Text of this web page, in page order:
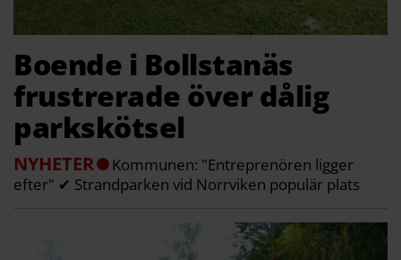
Boende i Bollstanäs
frustrerade över dålig
parkskötsel
NYHETER
Kommunen: "Entreprenören ligger
efter" ✔ Strandparken vid Norrviken populär plats